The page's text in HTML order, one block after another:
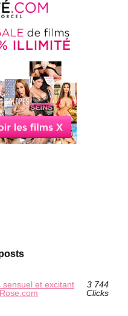
sensuel et excitant
3 744
Clicks